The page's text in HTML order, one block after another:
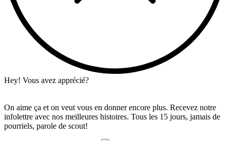
Hey! Vous avez apprécié?
On aime ça et on veut vous en donner encore plus. Recevez notre
infolettre avec nos meilleures histoires. Tous les 15 jours, jamais de
pourriels, parole de scout!